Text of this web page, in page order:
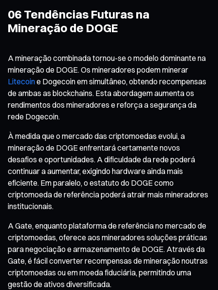
06 Tendências Futuras na
Mineração de DOGE
A mineração combinada tornou-se o modelo dominante na
mineração de DOGE. Os mineradores podem minerar
Litecoine Dogecoin em simultâneo, obtendo recompensas
de ambas as blockchains. Esta abordagem aumenta os
rendimentos dos mineradores e reforça a segurança da
rede Dogecoin.
À medida que o mercado das criptomoedas evolui, a
mineração de DOGE enfrentará certamente novos
desafios e oportunidades. A dificuldade da rede poderá
continuar a aumentar, exigindo hardware ainda mais
eficiente. Em paralelo, o estatuto do DOGE como
criptomoeda de referência poderá atrair mais mineradores
institucionais.
A Gate, enquanto plataforma de referência no mercado de
criptomoedas, oferece aos mineradores soluções práticas
para negociação e armazenamento de DOGE. Através da
Gate, é fácil converter recompensas de mineração noutras
criptomoedas ou em moeda fiduciária, permitindo uma
gestão de ativos diversificada.